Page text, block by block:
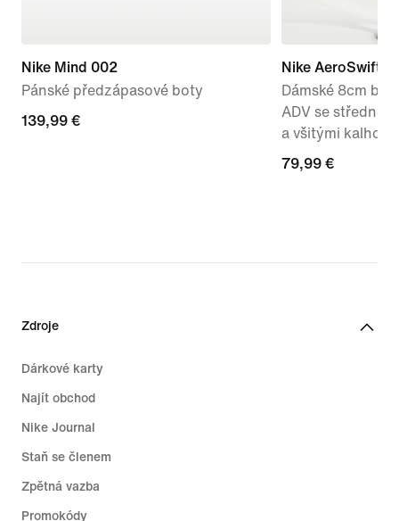
Nike Mind 002
Pánské předzápasové boty
139,99 €
139,99 €
Nike AeroSwift
Dámské 8cm
ADV se středně
a všitými
79,99 €
79,99 €
Zdroje
Dárkové karty
Najít obchod
Nike Journal
Staň se členem
Zpětná vazba
Promokódy